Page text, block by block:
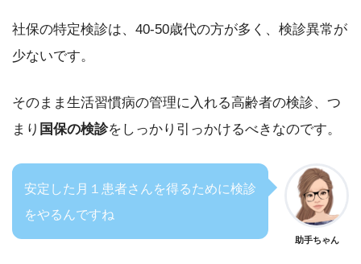
社保の特定検診は、40-50歳代の方が多く、検診異常が
少ないです。
そのまま生活習慣病の管理に入れる高齢者の検診、つ
まり 国保の検診をしっかり引っかけるべきなのです。
安定した月１患者さんを得るために検診
をやるんですね
助手ちゃん